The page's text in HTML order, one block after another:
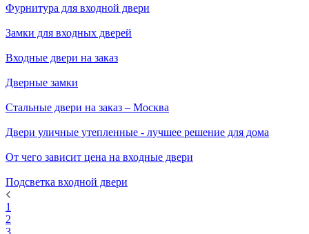
Фурнитура для входной двери
Замки для входных дверей
Входные двери на заказ
Дверные замки
Стальные двери на заказ – Москва
Двери уличные утепленные - лучшее решение для дома
От чего зависит цена на входные двери
Подсветка входной двери
1
2
3